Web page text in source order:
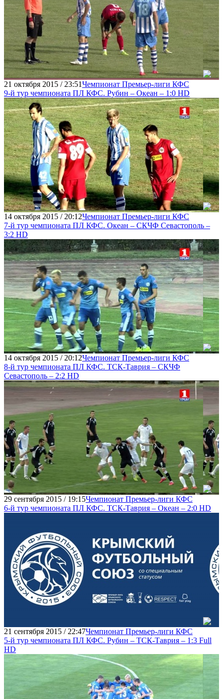
21 октября 2015 / 23:51Чемпионат Премьер-лиги КФС
9-й тур чемпионата ПЛ КФС. Рубин – Океан – 1:0 HD
14 октября 2015 / 20:12Чемпионат Премьер-лиги КФС
7-й тур чемпионата ПЛ КФС. Океан – СКЧФ Севастополь –
3:2 HD
14 октября 2015 / 20:12Чемпионат Премьер-лиги КФС
8-й тур чемпионата ПЛ КФС. ТСК-Таврия – СКЧФ
Севастополь – 2:2 HD
29 сентября 2015 / 19:15Чемпионат Премьер-лиги КФС
6-й тур чемпионата ПЛ КФС. ТСК-Таврия – Океан – 2:0 HD
21 сентября 2015 / 22:47Чемпионат Премьер-лиги КФС
5-й тур чемпионата ПЛ КФС. Рубин – ТСК-Таврия – 1:3 Full
HD